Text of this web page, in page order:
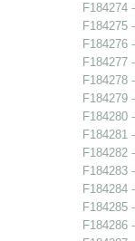
F184274
F184275
F184276
F184277
F184278
F184279
F184280
F184281
F184282
F184283
F184284
F184285
F184286